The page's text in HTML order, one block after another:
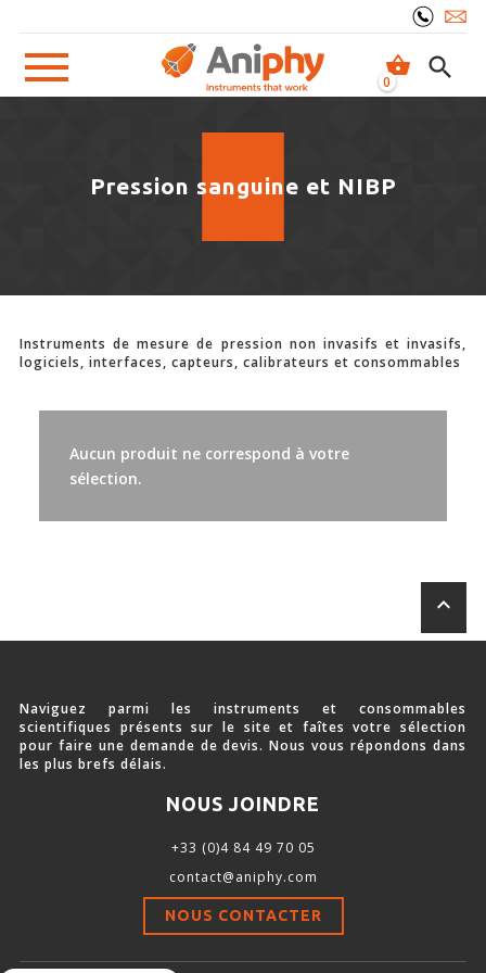
0
shopping_basket search
Logiciels Vidéo-tracking
Accessoires Vidéo et éclairage
MÉMOIRE-APPRENTISSAGE-ATTENTION
DOULEUR
Stimulation-évaluation Mécanique
DÉVELOPPEMENTS À FAÇON
ASPIRATEURS ET CARTOUCHES CHARBON ACTIF
CAGES À INDUCTION ET MASQUES D’ANESTHÉSIE
ÉVAPORATEURS
Pression sanguine et NIBP
Instruments de mesure de pression non invasifs et invasifs,
logiciels, interfaces, capteurs, calibrateurs et consommables
Aucun produit ne correspond à votre
sélection.
keyboard_arrow_up
Naviguez parmi les instruments et consommables
scientifiques présents sur le site et faîtes votre sélection
pour faire une demande de devis. Nous vous répondons dans
les plus brefs délais.
NOUS JOINDRE
+33 (0)4 84 49 70 05
contact@aniphy.com
NOUS CONTACTER